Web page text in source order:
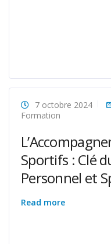
7 octobre 2024
Formation
Sportifs : Clé
Personnel et
Read more